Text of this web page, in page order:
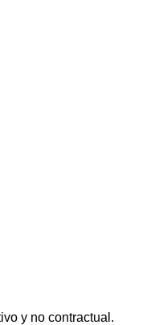
y no contractual.